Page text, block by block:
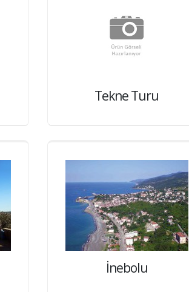
Tekne Turu
İnebolu